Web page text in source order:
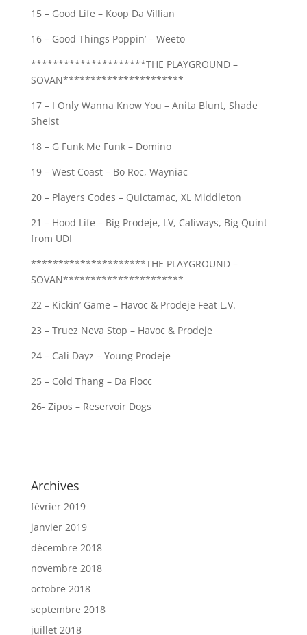
15 – Good Life – Koop Da Villian
16 – Good Things Poppin’ – Weeto
*********************THE PLAYGROUND –
SOVAN**********************
17 – I Only Wanna Know You – Anita Blunt, Shade
Sheist
18 – G Funk Me Funk – Domino
19 – West Coast – Bo Roc, Wayniac
20 – Players Codes – Quictamac, XL Middleton
21 – Hood Life – Big Prodeje, LV, Caliways, Big Quint
from UDI
*********************THE PLAYGROUND –
SOVAN**********************
22 – Kickin’ Game – Havoc & Prodeje Feat L.V.
23 – Truez Neva Stop – Havoc & Prodeje
24 – Cali Dayz – Young Prodeje
25 – Cold Thang – Da Flocc
26- Zipos – Reservoir Dogs
Archives
février 2019
janvier 2019
décembre 2018
novembre 2018
octobre 2018
septembre 2018
juillet 2018